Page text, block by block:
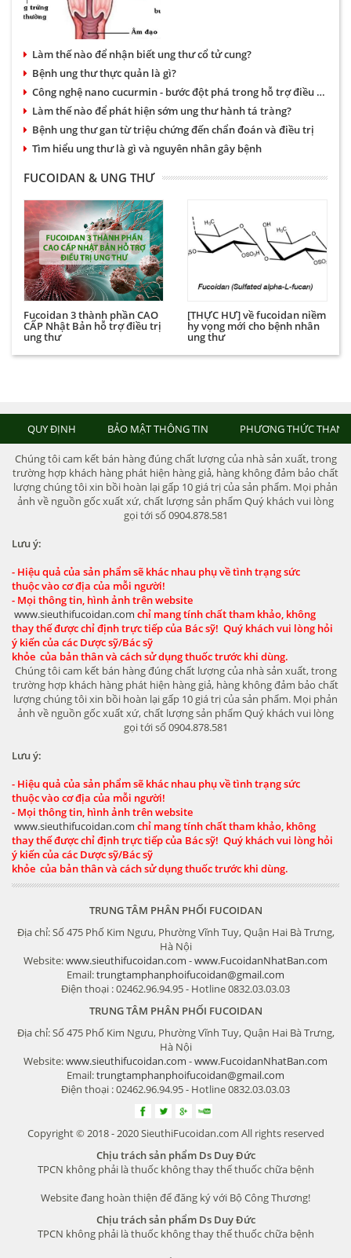
phụ nữ trên 50.
Làm thế nào để nhận biết ung thư cổ tử cung?
Bệnh ung thư thực quản là gì?
Công nghệ nano cucurmin - bước đột phá trong hỗ trợ điều trị bệnh dạ dày và ung thư
Làm thế nào để phát hiện sớm ung thư hành tá tràng?
Bệnh ung thư gan từ triệu chứng đến chẩn đoán và điều trị
Tìm hiểu ung thư là gì và nguyên nhân gây bệnh
FUCOIDAN & UNG THƯ
Fucoidan 3 thành phần CAO
CẤP Nhật Bản hỗ trợ điều trị
ung thư
[THỰC HƯ] về fucoidan niềm
hy vọng mới cho bệnh nhân
ung thư
QUY ĐỊNH BẢO MẬT THÔNG TIN PHƯƠNG THỨC
Chúng tôi cam kết bán hàng đúng chất lượng của nhà sản xuất, trong
trường hợp khách hàng phát hiện hàng giả, hàng không đảm bảo chất
lượng chúng tôi xin bồi hoàn lại gấp 10 giá trị của sản phẩm. Mọi phản
ảnh về nguồn gốc xuất xứ, chất lượng sản phẩm Quý khách vui lòng
gọi tới số 0904.878.581
Lưu ý:
- Hiệu quả của sản phẩm sẽ khác nhau phụ về tình trạng sức
thuộc vào cơ địa của mỗi người!
- Mọi thông tin, hình ảnh trên website
www.sieuthifucoidan.com chỉ mang tính chất tham khảo, không
thay thế được chỉ định trực tiếp của Bác sỹ! Quý khách vui lòng hỏi
ý kiến của các Dược sỹ/Bác sỹ
khỏe của bản thân và cách sử dụng thuốc trước khi dùng.
Chúng tôi cam kết bán hàng đúng chất lượng của nhà sản xuất, trong
trường hợp khách hàng phát hiện hàng giả, hàng không đảm bảo chất
lượng chúng tôi xin bồi hoàn lại gấp 10 giá trị của sản phẩm. Mọi phản
ảnh về nguồn gốc xuất xứ, chất lượng sản phẩm Quý khách vui lòng
gọi tới số 0904.878.581
Lưu ý:
- Hiệu quả của sản phẩm sẽ khác nhau phụ về tình trạng sức
thuộc vào cơ địa của mỗi người!
- Mọi thông tin, hình ảnh trên website
www.sieuthifucoidan.com chỉ mang tính chất tham khảo, không
thay thế được chỉ định trực tiếp của Bác sỹ! Quý khách vui lòng hỏi
ý kiến của các Dược sỹ/Bác sỹ
khỏe của bản thân và cách sử dụng thuốc trước khi dùng.
TRUNG TÂM PHÂN PHỐI FUCOIDAN
Địa chỉ: Số 475 Phố Kim Ngưu, Phường Vĩnh Tuy, Quận Hai Bà Trưng,
Hà Nội
Website:www.sieuthifucoidan.com -www.FucoidanNhatBan.com
Email:trungtamphanphoifucoidan@gmail.com
Điện thoại : 02462.96.94.95 - Hotline 0832.03.03.03
TRUNG TÂM PHÂN PHỐI FUCOIDAN
Địa chỉ: Số 475 Phố Kim Ngưu, Phường Vĩnh Tuy, Quận Hai Bà Trưng,
Hà Nội
Website:www.sieuthifucoidan.com -www.FucoidanNhatBan.com
Email:trungtamphanphoifucoidan@gmail.com
Điện thoại : 02462.96.94.95 - Hotline 0832.03.03.03
Copyright © 2018 - 2020 SieuthiFucoidan.com All rights reserved
Chịu trách sản phẩm Ds Duy Đức
TPCN không phải là thuốc không thay thế thuốc chữa bệnh
Website đang hoàn thiện để đăng ký với Bộ Công Thương!
Chịu trách sản phẩm Ds Duy Đức
TPCN không phải là thuốc không thay thế thuốc chữa bệnh